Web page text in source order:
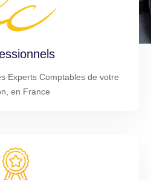
Experts Comptables de votre
en France